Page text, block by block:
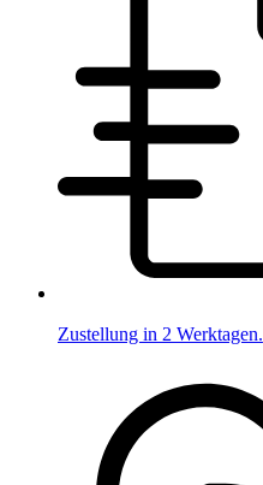
Zustellung in 2 Werktagen.